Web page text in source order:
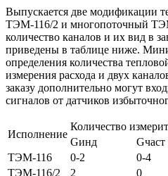
Выпускается две модификации
ТЭМ-116/2 и многопоточный
количество каналов и их вид в
приведены в таблице ниже.
определения количества
измерения расхода и двух
заказу дополнительно могут
сигналов от датчиков
Исполнение
Количество
Gинд
Gчаст
ТЭМ-116
0-2 0-4
ТЭМ-116/2
2 0